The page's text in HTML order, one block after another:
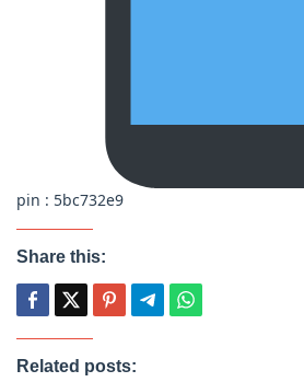
pin : 5bc732e9
Share this:
Related posts: